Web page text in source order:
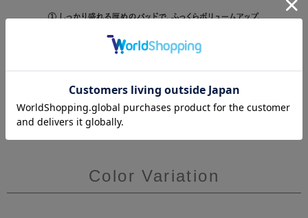
Color Variation